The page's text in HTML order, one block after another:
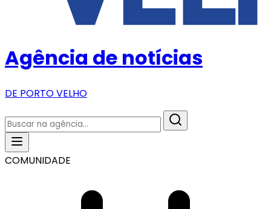
Agência de notícias
DE PORTO VELHO
COMUNIDADE